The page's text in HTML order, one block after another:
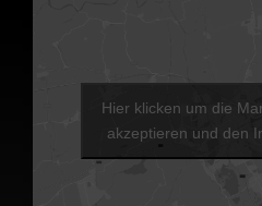
Hier klicken um die
akzeptieren und den